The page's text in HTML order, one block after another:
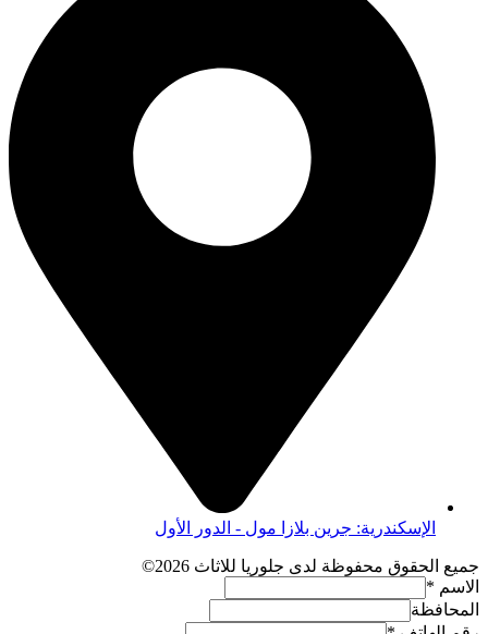
الإسكندرية: جرين بلازا مول - الدور الأول
جميع الحقوق محفوظة لدى جلوريا للاثاث 2026©
الاسم *
المحافظة